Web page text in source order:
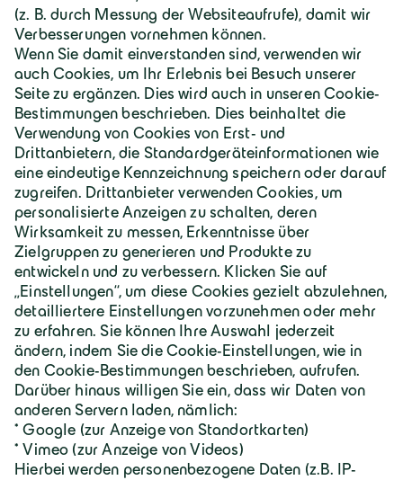
Deutschland | Deutsch
Geiger Gruppe
Über Geiger
Karriere